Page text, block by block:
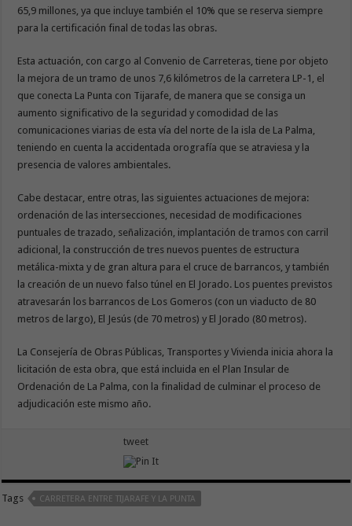
65,9 millones, ya que incluye también el 10% que se reserva siempre
para la certificación final de todas las obras.
Esta actuación, con cargo al Convenio de Carreteras, tiene por objeto
la mejora de un tramo de unos 7,6 kilómetros de la carretera LP-1, el
que conecta La Punta con Tijarafe, de manera que se consiga un
aumento significativo de la seguridad y comodidad de las
comunicaciones viarias de esta vía del norte de la isla de La Palma,
teniendo en cuenta la accidentada orografía que se atraviesa y la
presencia de valores ambientales.
Cabe destacar, entre otras, las siguientes actuaciones de mejora:
ordenación de las intersecciones, necesidad de modificaciones
puntuales de trazado, señalización, implantación de tramos con carril
adicional, la construcción de tres nuevos puentes de estructura
metálica-mixta y de gran altura para el cruce de barrancos, y también
la creación de un nuevo falso túnel en El Jorado. Los puentes previstos
atravesarán los barrancos de Los Gomeros (con un viaducto de 80
metros de largo), El Jesús (de 70 metros) y El Jorado (80 metros).
La Consejería de Obras Públicas, Transportes y Vivienda inicia ahora la
licitación de esta obra, que está incluida en el Plan Insular de
Ordenación de La Palma, con la finalidad de culminar el proceso de
adjudicación este mismo año.
tweet
Tags CARRETERA ENTRE TIJARAFE Y LA PUNTA